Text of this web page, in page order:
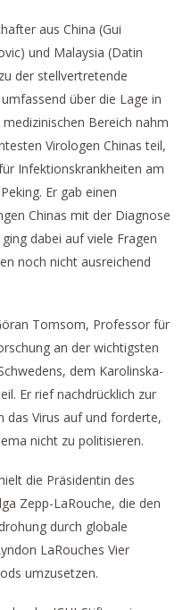
aus China (Gui
und Malaysia (Datin
der stellvertretende
über die Lage in
Bereich nahm
Virologen Chinas teil,
Infektionskrankheiten am
Er gab einen
Chinas mit der Diagnose
dabei auf viele Fragen
noch nicht ausreichend
Tomsom, Professor für
an der wichtigsten
dem Karolinska-
Er rief nachdrücklich zur
das Virus auf und forderte,
nicht zu politisieren.
die Präsidentin des
Zepp-LaRouche, die den
durch globale
LaRouches Vier
umzusetzen.